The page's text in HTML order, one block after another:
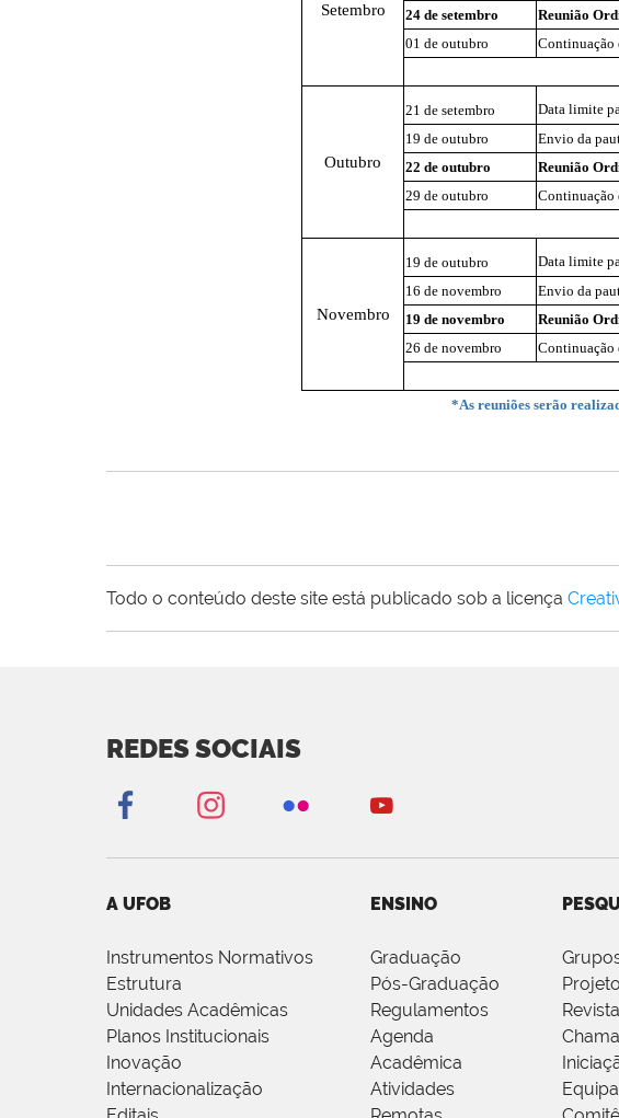
Setembro
24 de setembro
Reunião
01 de outubro
Continuação
Outubro
21 de setembro Data limite
19 de outubro
Envio da
22 de outubro
Reunião
29 de outubro
Continuação
Novembro
19 de outubro Data limite
16 de novembro
Envio da
19 de novembro
Reunião
26 de novembro
Continuação
*As reuniões serão
Todo o conteúdo deste site está publicado sob a licença
REDES SOCIAIS
A UFOB
Instrumentos Normativos
Estrutura
Unidades Acadêmicas
Planos Institucionais
Inovação
Internacionalização
ENSINO
Graduação
Pós-Graduação
Regulamentos
Agenda
Acadêmica
Atividades